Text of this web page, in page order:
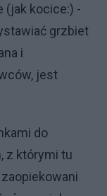
(jak kocice:) -
grzbiet
i
jest
do
z którymi tu